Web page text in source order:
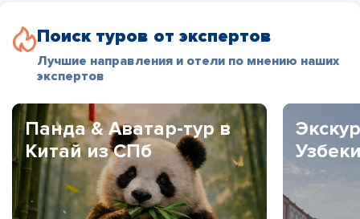
Поиск туров от экспертов
Лучшие направления и отели по мнению наших
экспертов
Панда & Аватар-тур в
Китай из СПб